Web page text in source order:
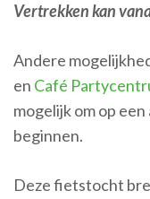
Vertrekken kan
Andere
en Café
mogelijk om op
beginnen.
Deze fietstocht